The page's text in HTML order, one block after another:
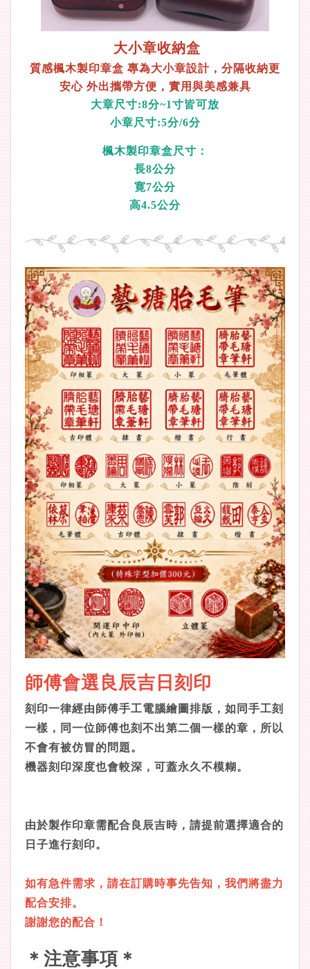
大小章收納盒
質感楓木製印章盒 專為大小章設計，分隔收納更
安心 外出攜帶方便，實用與美感兼具
大章尺寸:8分~1寸皆可放
小章尺寸:5分/6分
楓木製印章盒尺寸：
長8公分
寛7公分
高4.5公分
師傅會選良辰吉日刻印
刻印一律經由師傅手工電腦繪圖排版，如同手工刻
一樣，同一位師傅也刻不出第二個一樣的章，所以
不會有被仿冒的問題。
機器刻印深度也會較深，可蓋永久不模糊。
由於製作印章需配合良辰吉時，請提前選擇適合的
日子進行刻印。
如有急件需求，請在訂購時事先告知，我們將盡力
配合安排。
謝謝您的配合！
＊注意事項＊